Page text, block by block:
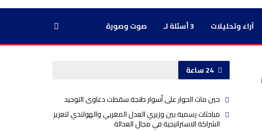
آراء وتحليلات 3 أسئلة لـ صوت وصورة
24 ساعة
حين مات الحوار على أسوار طنجة سقطت دعاوى التوحيد
مباحثات رسمية بين وزيري العدل المغربي والهولندي لتعزيز
الشراكة الاستراتيجية في مجال العدالة